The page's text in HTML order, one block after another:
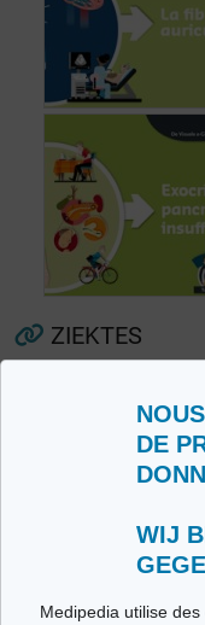
DE
WIJ
Medipedia utilise
Exocriene
insufficiëntie
ZIEKTES
Bronchite chronique